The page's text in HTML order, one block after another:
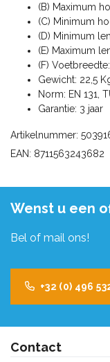
(B) Maximum
(C) Minimum
(D) Minimum
(E) Maximum
(F)
Gewicht: 22,5
Norm: EN 131,
Garantie: 3 jaar
Artikelnummer:
EAN: 8711563243682
Wenst u een
Bel of mail ons!
+32 (0) 496
Contact